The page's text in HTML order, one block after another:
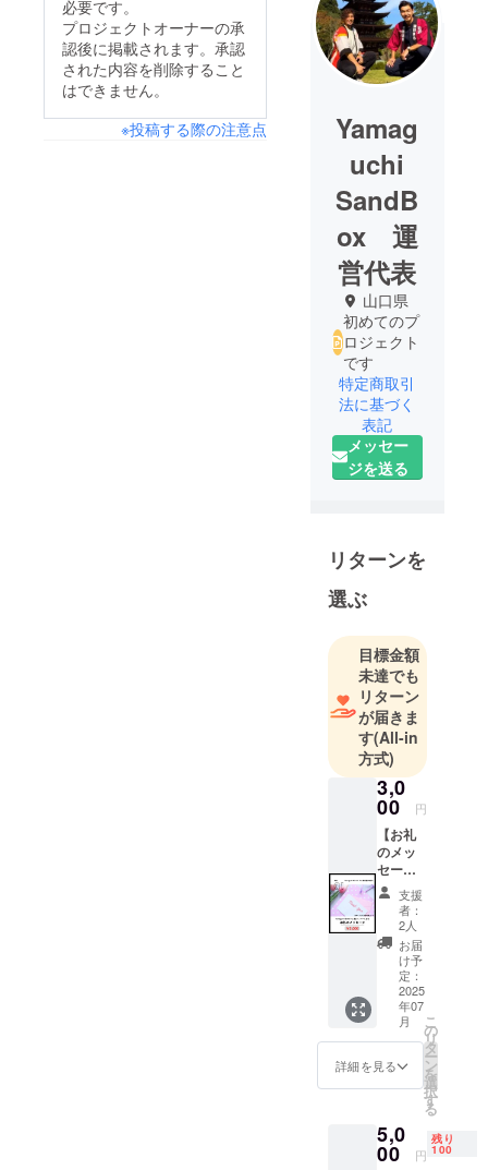
必要です。
プロジェクトオーナーの承
認後に掲載されます。承認
された内容を削除すること
はできません。
※投稿する際の注意点
Yamag
uchi
SandB
ox 運
営代表
山口県
初めてのプ
ロジェクト
です
特定商取引
法に基づく
表記
メッセー
ジを送る
リターンを
選ぶ
目標金額
未達でも
リターン
が届きま
す(All-in
方式)
3,0
00 円
【お礼
のメッ
セー
ジ】 感
謝の気
持ちを
込め
て、お
礼の
メッ
セージ
をお送
りしま
す。 ※
メール
たしま
す
支援
者：
2人
お届
け予
定：
2025
年07
月
詳細を見る
こ
の
リ
タ
ー
ン
を
選
択
す
る
5,0
00 円
残り
100